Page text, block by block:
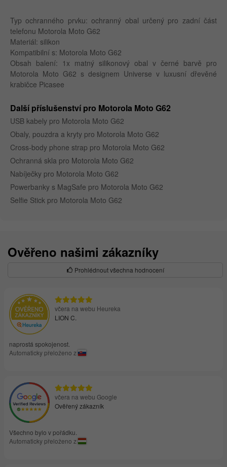
Typ ochranného prvku: ochranný obal určený pro zadní část
telefonu Motorola Moto G62
Materiál: silikon
Kompatibilní s: Motorola Moto G62
Obsah balení: 1x matný silikonový obal v černé barvě pro
Motorola Moto G62 s designem Universe v luxusní dřevěné
krabičce Picasee
Další příslušenství pro Motorola Moto G62
USB kabely pro Motorola Moto G62
Obaly, pouzdra a kryty pro Motorola Moto G62
Cross-body phone strap pro Motorola Moto G62
Ochranná skla pro Motorola Moto G62
Nabíječky pro Motorola Moto G62
Powerbanky s MagSafe pro Motorola Moto G62
Selfie Stick pro Motorola Moto G62
Ověřeno našimi zákazníky
Prohlédnout všechna hodnocení
včera na webu Heureka
LION C.
naprostá spokojenost.
Automaticky přeloženo z
včera na webu Google
Ověřený zákazník
Všechno bylo v pořádku.
Automaticky přeloženo z